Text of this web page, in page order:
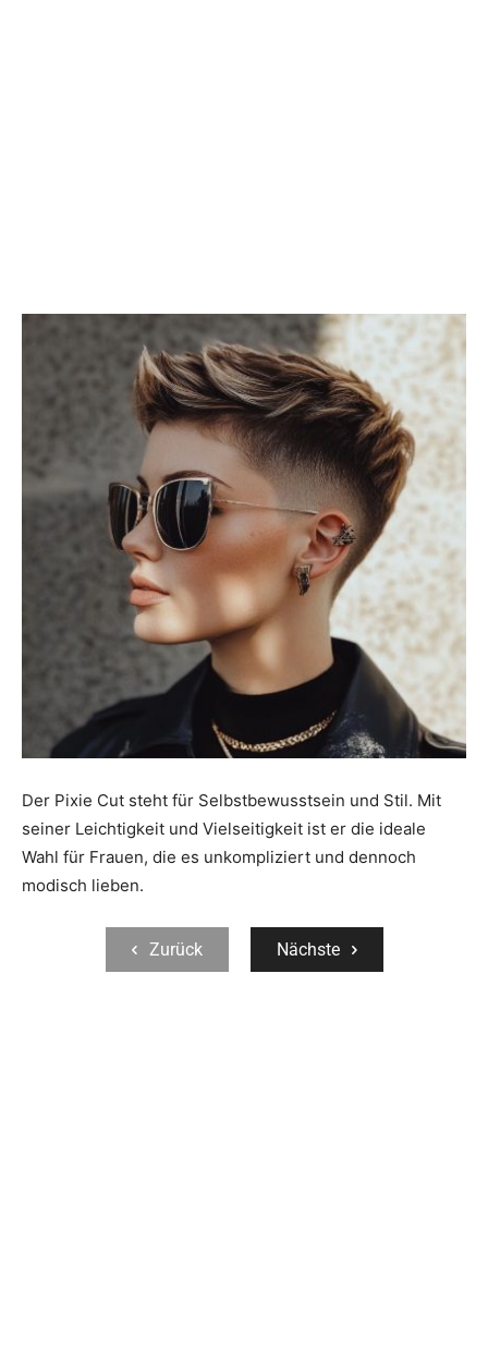
Der Pixie Cut steht für Selbstbewusstsein und Stil. Mit
seiner Leichtigkeit und Vielseitigkeit ist er die ideale
Wahl für Frauen, die es unkompliziert und dennoch
modisch lieben.
Zurück Nächste